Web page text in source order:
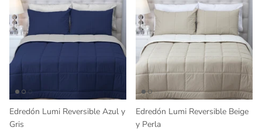
Toallas
Vinil adhesivo
Varios
Essenza - Darwin Arcos
Edredón Lumi Reversible Azul y
Gris
Edredón Lumi Reversible Beige
y Perla